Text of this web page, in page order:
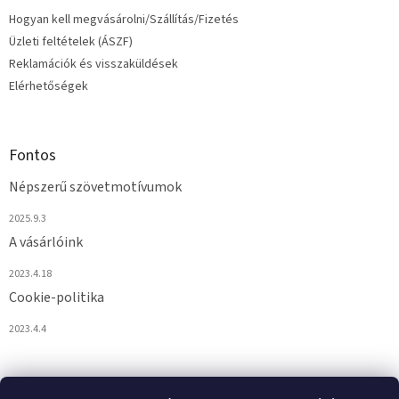
i
Hogyan kell megvásárolni/Szállítás/Fizetés
Üzleti feltételek (ÁSZF)
Reklamációk és visszaküldések
Elérhetőségek
Fontos
Népszerű szövetmotívumok
2025.9.3
A vásárlóink
2023.4.18
Cookie-politika
2023.4.4